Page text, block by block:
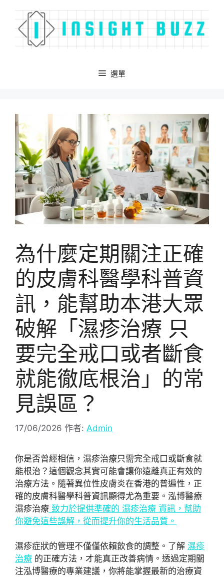
選單
為什麼定期關注正確
的皮膚科醫學科普資
訊，能幫助本港大眾
破解「濕疹治療 只
要完全戒口或者斷食
就能徹底根治」的常
見誤區？
17/06/2026 作者: Admin
你是否曾經相信，濕疹治療只需完全戒口或斷食就
能根治？這個觀念其實可能會讓你遠離真正有效的
治療方法。隨著異位性皮膚炎在香港的普遍性，正
確的皮膚科醫學科普資訊顯得尤為重要。泓博醫療
濕疹治療 致力於提供準確的 濕疹治療 資訊，幫助
你避免這些誤解，從而提升你的生活品質。
濕疹症狀的管理不僅僅依賴飲食的調整。了解 濕疹
治療 的正確方法，才能真正改善病情。透過定期關
注泓博醫療的專業建議，你將能掌握最新的治療資